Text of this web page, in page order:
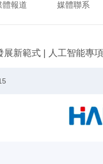
體報道 媒體聯系
展新範式 | 人工智能專